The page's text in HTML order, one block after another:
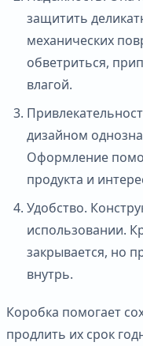
защитить
механических
обветриться,
влагой.
дизайном
Оформление
продукта и
Удобство.
использовании.
закрывается, но
внутрь.
Коробка помогает
продлить их срок